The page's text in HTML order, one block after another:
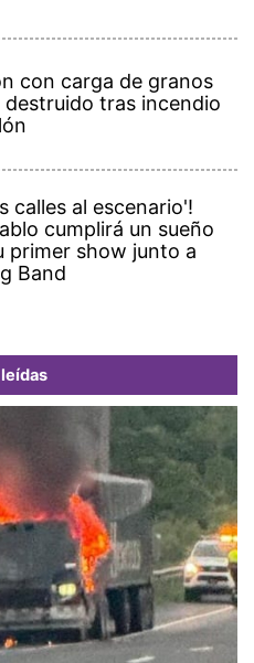
con carga de granos
destruido tras incendio
calles al escenario'!
cumplirá un sueño
primer show junto a
Band